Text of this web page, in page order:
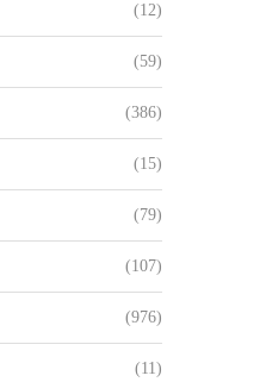
(12)
(59)
(386)
(15)
(79)
(107)
(976)
(11)